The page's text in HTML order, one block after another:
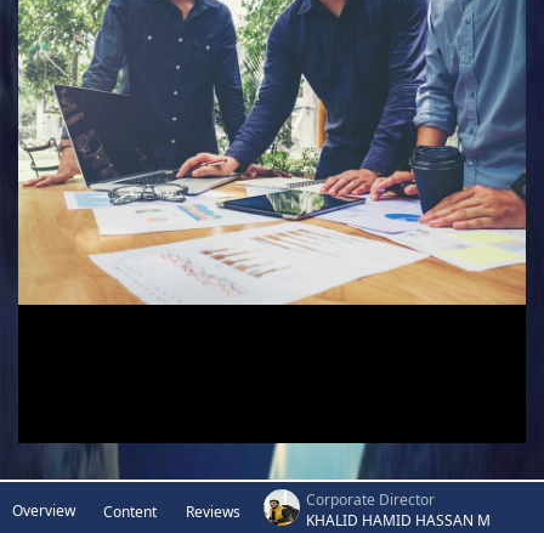
Overview Content Reviews
Corporate Director
KHALID HAMID HASSAN M